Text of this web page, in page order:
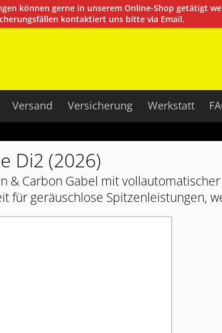
können gerne in unserem Online-Shop getätigt
kontaktiert uns bitte via Email.
Versand Versicherung Werkstatt
Di2 (2026)
& Carbon Gabel mit
für geräuschlose Spitzenleistungen,